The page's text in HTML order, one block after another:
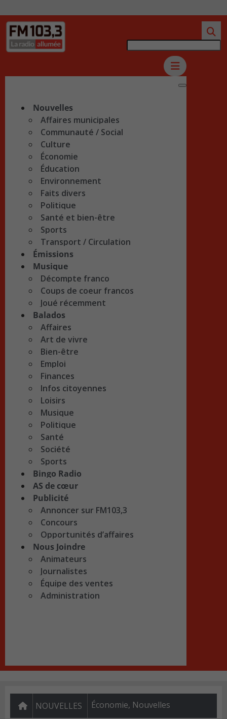
Nouvelles
Affaires municipales
Communauté / Social
Culture
Économie
Éducation
Environnement
Faits divers
Politique
Santé et bien-être
Sports
Transport / Circulation
Émissions
Musique
Décompte franco
Coups de coeur francos
Joué récemment
Balados
Affaires
Art de vivre
Bien-être
Emploi
Finances
Infos citoyennes
Loisirs
Musique
Politique
Santé
Société
Sports
Bingo Radio
AS de cœur
Publicité
Annoncer sur FM103,3
Concours
Opportunités d’affaires
Nous Joindre
Animateurs
Journalistes
Équipe des ventes
Administration
NOUVELLES Économie, Nouvelles